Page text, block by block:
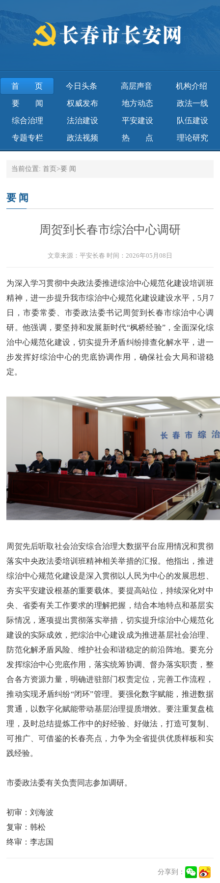
首页 今日头条 高层声音 机构介绍
要 闻 权威发布 地方动态 政法一线
综合治理 法治建设 平安建设 队伍建设
专题专栏 政法视频 热 点 理论研究
当前位置:首页>要 闻
要 闻
周贺到长春市综治中心调研
文章来源： 平安长春 时间： 2026年05月08日
为深入学习贯彻中央政法委推进综治中心规范化建设培训班
精神，进一步提升我市综治中心规范化建设建设水平，5月7
日，市委常委、市委政法委书记周贺到长春市综治中心调
研。他强调，要坚持和发展新时代“枫桥经验”，全面深化综
治中心规范化建设，切实提升矛盾纠纷排查化解水平，进一
步发挥好综治中心的兜底协调作用，确保社会大局和谐稳
定。
周贺先后听取社会治安综合治理大数据平台应用情况和贯彻
落实中央政法委培训班精神相关举措的汇报。他指出，推进
综治中心规范化建设是深入贯彻以人民为中心的发展思想、
夯实平安建设根基的重要载体。要提高站位，持续深化对中
央、省委有关工作要求的理解把握，结合本地特点和基层实
际情况，逐项提出贯彻落实举措，切实提升综治中心规范化
建设的实际成效，把综治中心建设成为推进基层社会治理、
防范化解矛盾风险、维护社会和谐稳定的前沿阵地。要充分
发挥综治中心兜底作用，落实统筹协调、督办落实职责，整
合各方资源力量，明确进驻部门权责定位，完善工作流程，
推动实现矛盾纠纷“闭环”管理。要强化数字赋能，推进数据
贯通，以数字化赋能带动基层治理提质增效。要注重复盘梳
理，及时总结提炼工作中的好经验、好做法，打造可复制、
可推广、可借鉴的长春亮点，力争为全省提供优质样板和实
践经验。
市委政法委有关负责同志参加调研。
初审：刘海波
复审：韩松
终审：李志国
分享到：